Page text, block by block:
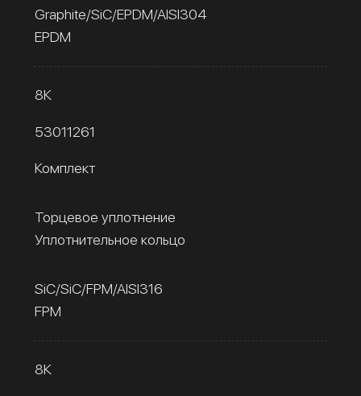
Graphite/SiC/EPDM/AISI304
EPDM
8К
53011261
Комплект
Торцевое уплотнение
Уплотнительное кольцо
SiC/SiC/FPM/AISI316
FPM
8К